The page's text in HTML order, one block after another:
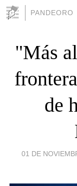
PANDEORO
"Más
de
01 DE